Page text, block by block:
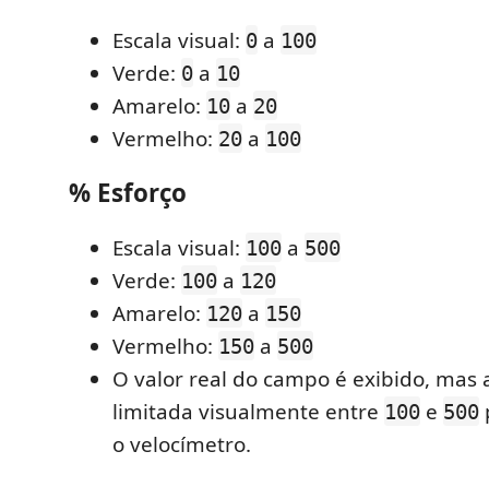
Escala visual: 0 a 100
Verde: 0 a 10
Amarelo: 10 a 20
Vermelho: 20 a 100
% Esforço
Escala visual: 100 a 500
Verde: 100 a 120
Amarelo: 120 a 150
Vermelho: 150 a 500
O valor real do campo é exibido, mas
limitada visualmente entre 100 e 500
o velocímetro.